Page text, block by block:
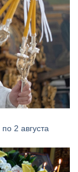
2 августа